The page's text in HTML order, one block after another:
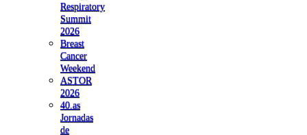
Respiratory
Summit
2026
Breast
Cancer
Weekend
ASTOR
2026
40.as
Jornadas
de